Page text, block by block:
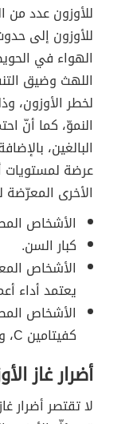
للأوزون عدد من
للأوزون إلى
الهواء في
اللهث وضيق
لخطر الأوزون،
النموّ، كما أنّ
البالغين،
عرضة لمستويات
الأخرى
الأشخاص
كبار السن.
الأشخاص
يعتمد أداء
الأشخاص
كفيتامين C، وفيتامين E.
أضرار غاز
لا تقتصر أضرار